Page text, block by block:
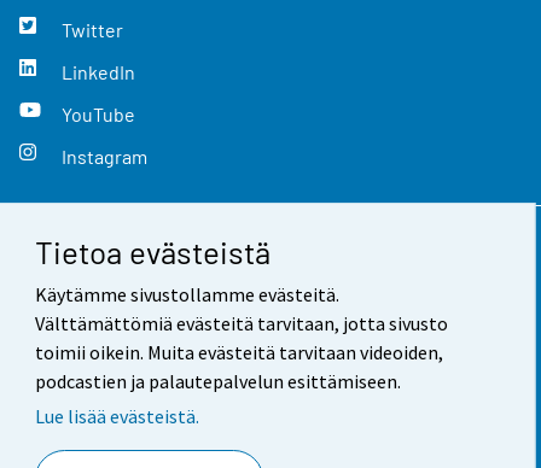
Tietoa evästeistä
Käytämme sivustollamme evästeitä.
Välttämättömiä evästeitä tarvitaan, jotta sivusto
toimii oikein. Muita evästeitä tarvitaan videoiden,
podcastien ja palautepalvelun esittämiseen.
Lue lisää evästeistä.
Twitter
LinkedIn
YouTube
Instagram
Yhteystiedot
Palaute
Käyttöehdot
Saavutettavuus